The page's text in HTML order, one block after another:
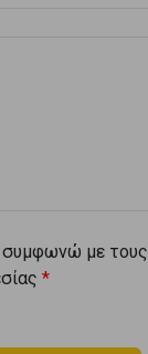
συμφωνώ με τους